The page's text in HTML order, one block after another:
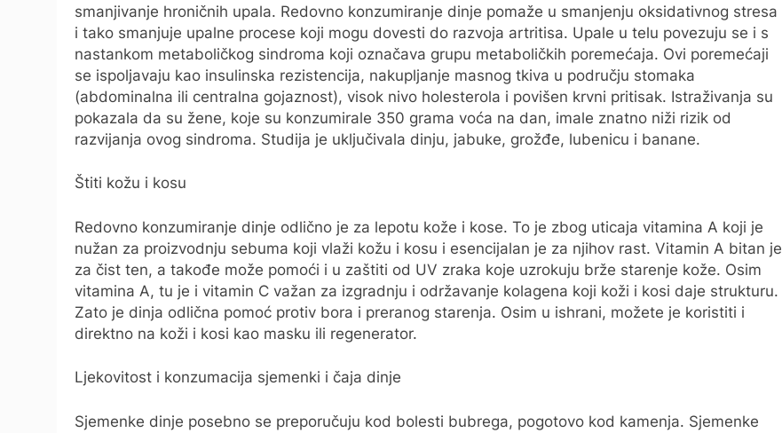
smanjivanje hroničnih upala. Redovno konzumiranje dinje pomaže u smanjenju oksidativnog stresa
i tako smanjuje upalne procese koji mogu dovesti do razvoja artritisa. Upale u telu povezuju se i s
nastankom metaboličkog sindroma koji označava grupu metaboličkih poremećaja. Ovi poremećaji
se ispoljavaju kao insulinska rezistencija, nakupljanje masnog tkiva u području stomaka
(abdominalna ili centralna gojaznost), visok nivo holesterola i povišen krvni pritisak. Istraživanja su
pokazala da su žene, koje su konzumirale 350 grama voća na dan, imale znatno niži rizik od
razvijanja ovog sindroma. Studija je uključivala dinju, jabuke, grožđe, lubenicu i banane.
Štiti kožu i kosu
Redovno konzumiranje dinje odlično je za lepotu kože i kose. To je zbog uticaja vitamina A koji je
nužan za proizvodnju sebuma koji vlaži kožu i kosu i esencijalan je za njihov rast. Vitamin A bitan je
za čist ten, a takođe može pomoći i u zaštiti od UV zraka koje uzrokuju brže starenje kože. Osim
vitamina A, tu je i vitamin C važan za izgradnju i održavanje kolagena koji koži i kosi daje strukturu.
Zato je dinja odlična pomoć protiv bora i preranog starenja. Osim u ishrani, možete je koristiti i
direktno na koži i kosi kao masku ili regenerator.
Ljekovitost i konzumacija sjemenki i čaja dinje
Sjemenke dinje posebno se preporučuju kod bolesti bubrega, pogotovo kod kamenja. Sjemenke